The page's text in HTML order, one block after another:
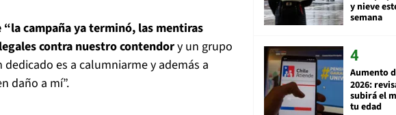
“la campaña ya terminó, las mentiras
contra nuestro contendory un grupo
es a calumniarme y además a
daño a mí”.
y nieve
semana
Aumento
2026:
subirá el
tu edad